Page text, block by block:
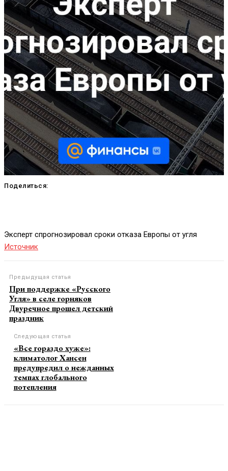
Поделиться:
Эксперт спрогнозировал сроки отказа Европы от угля
Источник
Предыдущая статья
При поддержке «Русского
Угля» в селе горняков
Двуречное прошел детский
праздник
Следующая статья
«Все гораздо хуже»:
климатолог Хансен
предупредил о нежданных
темпах глобального
потепления